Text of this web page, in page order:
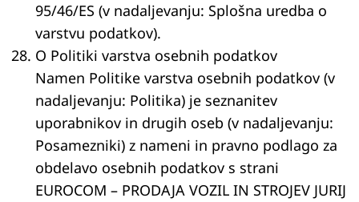
95/46/ES (v nadaljevanju: Splošna uredba o
varstvu podatkov).
O Politiki varstva osebnih podatkov
Namen Politike varstva osebnih podatkov (v
nadaljevanju: Politika) je seznanitev
uporabnikov in drugih oseb (v nadaljevanju:
Posamezniki) z nameni in pravno podlago za
obdelavo osebnih podatkov s strani
EUROCOM – PRODAJA VOZIL IN STROJEV JURIJ